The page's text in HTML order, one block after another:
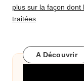
plus sur la façon
traitées
A Découvrir